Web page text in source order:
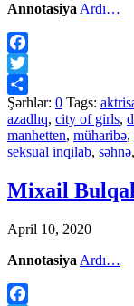
Annotasiya Ardı…
Facebook
Twitter
Share
Şərhlər: 0 Tags:
azadlıq, city of girls,
manhetten, müharibə,
seksual inqilab, səhnə,
Mixail
April 10, 2020
Annotasiya Ardı…